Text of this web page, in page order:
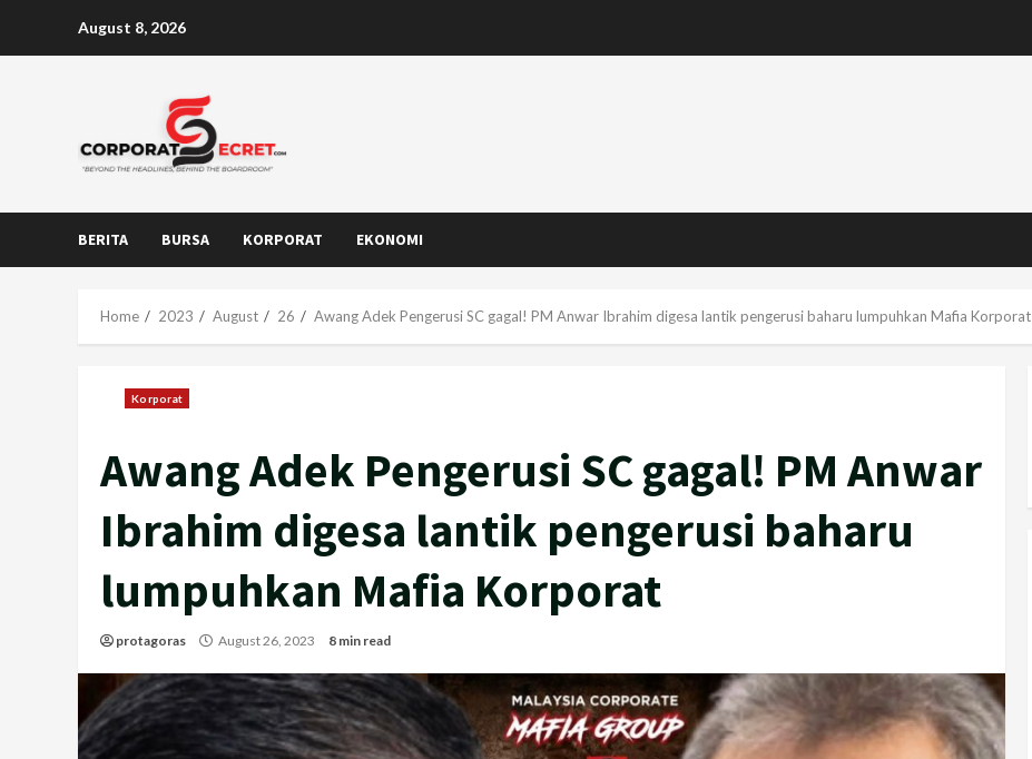
August 8, 2026
BERITA BURSA KORPORAT EKONOMI
Home 2023 August 26 Awang Adek Pengerusi SC gagal! PM Anwar Ibrahim digesa lantik pengerusi baharu lumpuhkan Mafia Korporat
Korporat
Awang Adek Pengerusi SC gagal! PM Anwar
Ibrahim digesa lantik pengerusi baharu
lumpuhkan Mafia Korporat
protagoras August 26, 2023 8 min read